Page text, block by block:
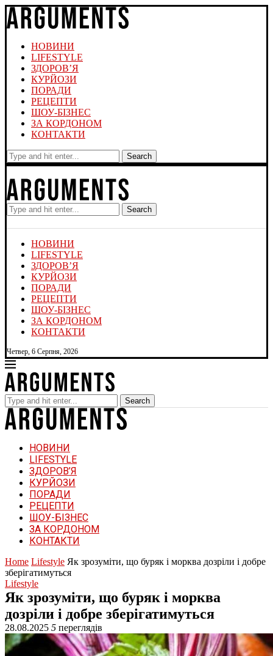
НОВИНИ
LIFESTYLE
ЗДОРОВ’Я
КУРЙОЗИ
ПОРАДИ
РЕЦЕПТИ
ШОУ-БІЗНЕС
ЗА КОРДОНОМ
КОНТАКТИ
Search
Search
НОВИНИ
LIFESTYLE
ЗДОРОВ’Я
КУРЙОЗИ
ПОРАДИ
РЕЦЕПТИ
ШОУ-БІЗНЕС
ЗА КОРДОНОМ
КОНТАКТИ
Четвер, 6 Серпня, 2026
Search
НОВИНИ
LIFESTYLE
ЗДОРОВ’Я
КУРЙОЗИ
ПОРАДИ
РЕЦЕПТИ
ШОУ-БІЗНЕС
ЗА КОРДОНОМ
КОНТАКТИ
Home Lifestyle Як зрозуміти, що буряк і морква дозріли і добре
зберігатимуться
Lifestyle
Як зрозуміти, що буряк і морква
дозріли і добре зберігатимуться
28.08.2025 5 переглядів